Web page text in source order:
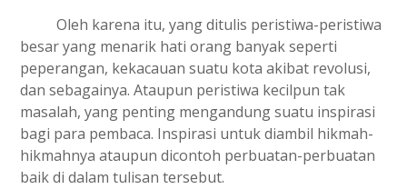
Oleh karena itu, yang ditulis peristiwa-peristiwa
besar yang menarik hati orang banyak seperti
peperangan, kekacauan suatu kota akibat revolusi,
dan sebagainya. Ataupun peristiwa kecilpun tak
masalah, yang penting mengandung suatu inspirasi
bagi para pembaca. Inspirasi untuk diambil hikmah-
hikmahnya ataupun dicontoh perbuatan-perbuatan
baik di dalam tulisan tersebut.